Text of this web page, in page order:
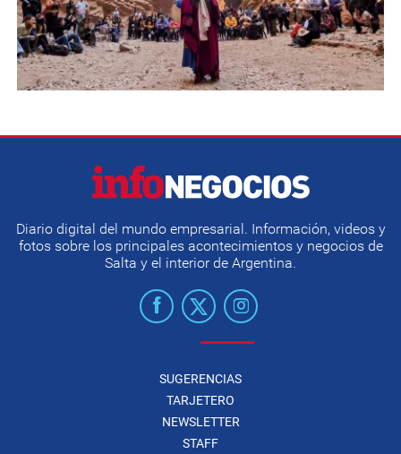
Diario digital del mundo empresarial. Información, videos y
fotos sobre los principales acontecimientos y negocios de
Salta y el interior de Argentina.
SUGERENCIAS
TARJETERO
NEWSLETTER
STAFF